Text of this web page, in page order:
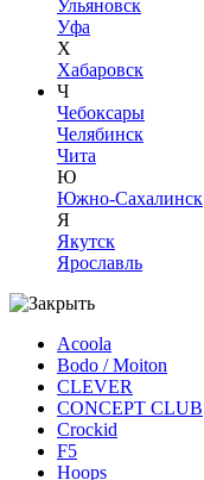
Ульяновск
Уфа
Х
Хабаровск
Ч
Чебоксары
Челябинск
Чита
Ю
Южно-Сахалинск
Я
Якутск
Ярославль
Acoola
Bodo / Moiton
CLEVER
CONCEPT CLUB
Crockid
F5
Hoops